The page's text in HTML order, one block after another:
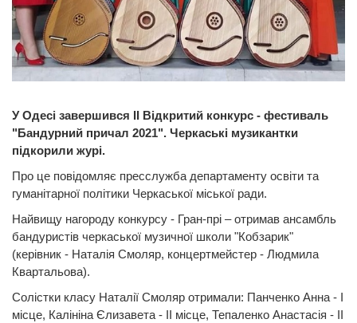
У Одесі завершився II Відкритий конкурс - фестиваль
"Бандурний причал 2021". Черкаські музикантки
підкорили журі.
Про це повідомляє пресслужба департаменту освіти та
гуманітарної політики Черкаської міської ради.
Найвищу нагороду конкурсу - Гран-прі – отримав ансамбль
бандуристів черкаської музичної школи "Кобзарик"
(керівник - Наталія Смоляр, концертмейстер - Людмила
Квартальова).
Солістки класу Наталії Смоляр отримали: Панченко Анна - І
місце, Калініна Єлизавета - ІІ місце, Тепаленко Анастасія - ІІ